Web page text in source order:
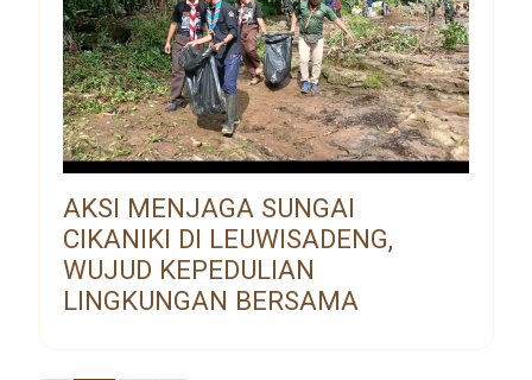
AKSI MENJAGA SUNGAI
CIKANIKI DI LEUWISADENG,
WUJUD KEPEDULIAN
LINGKUNGAN BERSAMA